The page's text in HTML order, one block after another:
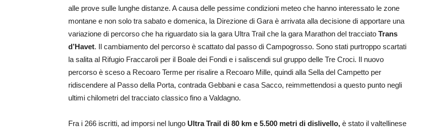
alle prove sulle lunghe distanze. A causa delle pessime condizioni meteo che hanno interessato le zone
montane e non solo tra sabato e domenica, la Direzione di Gara è arrivata alla decisione di apportare una
variazione di percorso che ha riguardato sia la gara Ultra Trail che la gara Marathon del tracciato Trans
d’Havet. Il cambiamento del percorso è scattato dal passo di Campogrosso. Sono stati purtroppo scartati
la salita al Rifugio Fraccaroli per il Boale dei Fondi e i saliscendi sul gruppo delle Tre Croci. Il nuovo
percorso è sceso a Recoaro Terme per risalire a Recoaro Mille, quindi alla Sella del Campetto per
ridiscendere al Passo della Porta, contrada Gebbani e casa Sacco, reimmettendosi a questo punto negli
ultimi chilometri del tracciato classico fino a Valdagno.
Fra i 266 iscritti, ad imporsi nel lungo Ultra Trail di 80 km e 5.500 metri di dislivello, è stato il valtellinese